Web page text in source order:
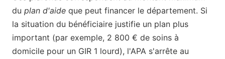
du plan d'aide que peut financer le département. Si
la situation du bénéficiaire justifie un plan plus
important (par exemple, 2 800 € de soins à
domicile pour un GIR 1 lourd), l'APA s'arrête au